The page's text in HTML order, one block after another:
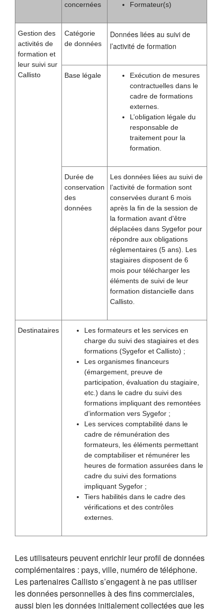
concernées
Formateur(s)
Gestion des
activités de
formation et
leur suivi sur
Callisto
Catégorie
de données
Données liées au suivi de
l’activité de formation
Base légale
Exécution de mesures
contractuelles dans le
cadre de formations
externes.
L’obligation légale du
responsable de
traitement pour la
formation.
Durée de
conservation
des
données
Les données liées au suivi de
l’activité de formation sont
conservées durant 6 mois
après la fin de la session de
la formation avant d'être
déplacées dans Sygefor pour
répondre aux obligations
réglementaires (5 ans). Les
stagiaires disposent de 6
mois pour télécharger les
éléments de suivi de leur
formation distancielle dans
Callisto.
Destinataires
Les formateurs et les services en
charge du suivi des stagiaires et des
formations (Sygefor et Callisto) ;
Les organismes financeurs
(émargement, preuve de
participation, évaluation du stagiaire,
etc.) dans le cadre du suivi des
formations impliquant des remontées
d’information vers Sygefor ;
Les services comptabilité dans le
cadre de rémunération des
formateurs, les éléments permettant
de comptabiliser et rémunérer les
heures de formation assurées dans le
cadre du suivi des formations
impliquant Sygefor ;
Tiers habilités dans le cadre des
vérifications et des contrôles
externes.
Les utilisateurs peuvent enrichir leur profil de données
complémentaires : pays, ville, numéro de téléphone.
Les partenaires Callisto s’engagent à ne pas utiliser
les données personnelles à des fins commerciales,
aussi bien les données initialement collectées que les